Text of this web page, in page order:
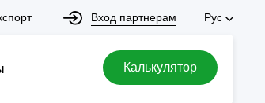
Вход партнерам Рус
Калькулятор